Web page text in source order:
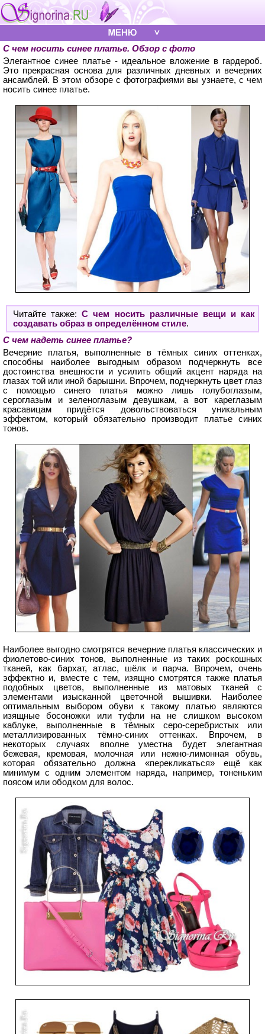
С чем носить синее платье. Обзор с фото
Элегантное синее платье - идеальное вложение в гардероб.
Это прекрасная основа для различных дневных и вечерних
ансамблей. В этом обзоре с фотографиями вы узнаете, с чем
носить синее платье.
Читайте также:С чем носить различные вещи и как
создавать образ в определённом стиле.
С чем надеть синее платье?
Вечерние платья, выполненные в тёмных синих оттенках,
способны наиболее выгодным образом подчеркнуть все
достоинства внешности и усилить общий акцент наряда на
глазах той или иной барышни. Впрочем, подчеркнуть цвет глаз
с помощью синего платья можно лишь голубоглазым,
сероглазым и зеленоглазым девушкам, а вот кареглазым
красавицам придётся довольствоваться уникальным
эффектом, который обязательно производит платье синих
тонов.
Наиболее выгодно смотрятся вечерние платья классических и
фиолетово-синих тонов, выполненные из таких роскошных
тканей, как бархат, атлас, шёлк и парча. Впрочем, очень
эффектно и, вместе с тем, изящно смотрятся также платья
подобных цветов, выполненные из матовых тканей с
элементами изысканной цветочной вышивки. Наиболее
оптимальным выбором обуви к такому платью являются
изящные босоножки или туфли на не слишком высоком
каблуке, выполненные в тёмных серо-серебристых или
металлизированных тёмно-синих оттенках. Впрочем, в
некоторых случаях вполне уместна будет элегантная
бежевая, кремовая, молочная или нежно-лимонная обувь,
которая обязательно должна «перекликаться» ещё как
минимум с одним элементом наряда, например, тоненьким
поясом или ободком для волос.